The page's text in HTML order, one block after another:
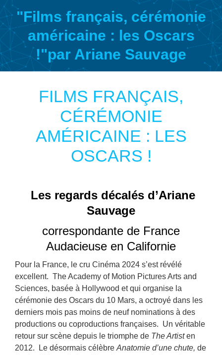
"Films français, cérémonie
américaine : les Oscars
!"par Ariane Sauvage
FILMS FRANÇAIS,
CÉRÉMONIE
AMÉRICAINE : LES
OSCARS !
Les regards décalés d’Ariane
Sauvage
correspondante de France
Audacieuse en Californie
Pour la France, le cru Cinéma 2024 s’est révélé
excellent. The Academy of Motion Pictures Arts and
Sciences, basée à Hollywood et qui organise la
cérémonie des Oscars du 10 Mars, a octroyé dans les
derniers mois pas moins de neuf nominations à des
productions ou coproductions françaises. Un véritable
retour sur scène depuis le triomphe de The Artisten
2012. Le désormais célèbre Anatomie d’une chute, de